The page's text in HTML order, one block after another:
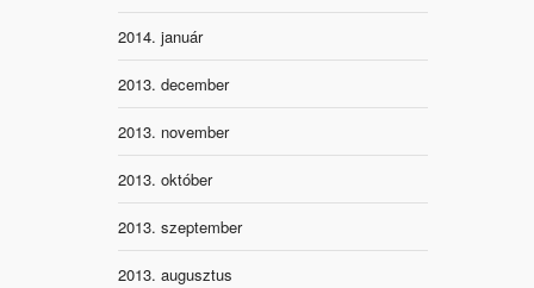
2014. január
2013. december
2013. november
2013. október
2013. szeptember
2013. augusztus